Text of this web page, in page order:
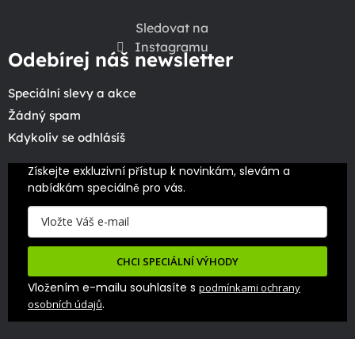
Sledovat na
Instagramu
Odebírej náš newsletter
Speciální slevy a akce
Žádný spam
Kdykoliv se odhlásíš
Získejte exkluzivní přístup k novinkám, slevám a
nabídkám speciálně pro vás.
CHCI SPECIÁLNÍ VÝHODY
Vložením e-mailu souhlasíte s podmínkami ochrany
osobních údajů.